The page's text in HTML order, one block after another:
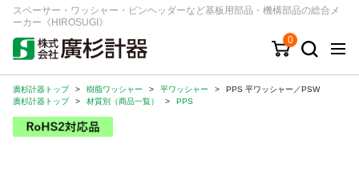
スペーサー・ワッシャー・ピンヘッダーなど基板用部品・機構部品の総合メ
ーカー《HIROSUGI》
0
キーワード 品番/シリーズ
商品カテゴリから探す
ジャンルから探す
廣杉計器トップ > 樹脂ワッシャー > 平ワッシャー >
PPS 平ワッシャー／PSW
廣杉計器トップ
> 材質別（商品一覧） > PPS